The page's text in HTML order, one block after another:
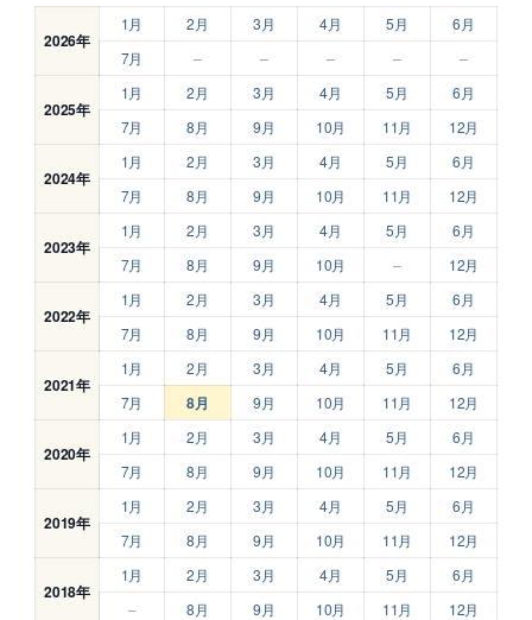
2026年
1月 2月 3月 4月 5月
6月
7月
– – – – –
2025年
1月 2月 3月 4月 5月
6月
7月
8月 9月 10月 11月 12月
2024年
1月 2月 3月 4月 5月
6月
7月
8月 9月 10月 11月 12月
2023年
1月 2月 3月 4月 5月
6月
7月
8月 9月 10月 – 12月
2022年
1月 2月 3月 4月 5月
6月
7月
8月 9月 10月 11月 12月
2021年
1月 2月 3月 4月 5月
6月
7月
8月 9月 10月 11月 12月
2020年
1月 2月 3月 4月 5月
6月
7月
8月 9月 10月 11月 12月
2019年
1月 2月 3月 4月 5月
6月
7月
8月 9月 10月 11月 12月
2018年
1月 2月 3月 4月 5月
6月
–
8月 9月 10月 11月 12月